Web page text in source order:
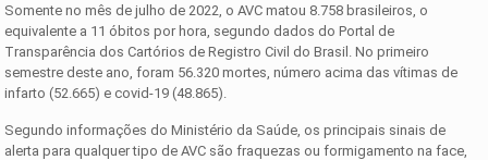
Somente no mês de julho de 2022, o AVC matou 8.758 brasileiros, o
equivalente a 11 óbitos por hora, segundo dados do Portal de
Transparência dos Cartórios de Registro Civil do Brasil. No primeiro
semestre deste ano, foram 56.320 mortes, número acima das vítimas de
infarto (52.665) e covid-19 (48.865).
Segundo informações do Ministério da Saúde, os principais sinais de
alerta para qualquer tipo de AVC são fraquezas ou formigamento na face,